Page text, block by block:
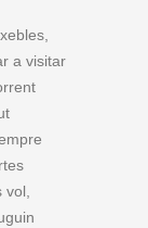
a visitar
vol,